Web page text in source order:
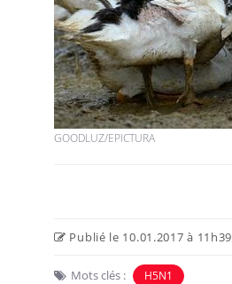
GOODLUZ/EPICTURA
Publié le 10.01.2017 à 11h39
Mots clés : H5N1